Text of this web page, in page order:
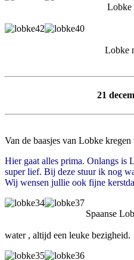
Lobke en Falco
Twee
Lobke met haar
21
Van de baasjes van Lobke
Hier gaat alles prima. Onlangs is
super lief. Bij deze stuur ik nog
Wij wensen jullie ook fijne
water , altijd een leuke bezigheid.